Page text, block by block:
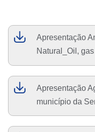
Apresentação
Natural_Oil,
Apresentação
município da